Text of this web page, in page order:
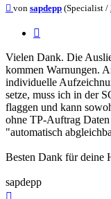
Beitrag
von sapdepp (Specialist /
Vielen Dank. Die
kommen Warnungen.
individuelle
setze, muss ich in der
flaggen und kann
ohne TP-Auftrag
"automatisch
Besten Dank für deine
sapdepp